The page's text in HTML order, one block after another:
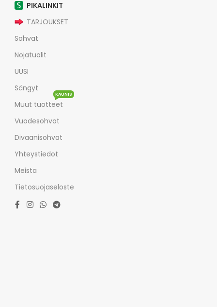
PIKALINKIT
TARJOUKSET
Sohvat
Nojatuolit
UUSI
Sängyt
Muut tuotteet
KAUNIS
Vuodesohvat
Divaanisohvat
Yhteystiedot
Meista
Tietosuojaseloste